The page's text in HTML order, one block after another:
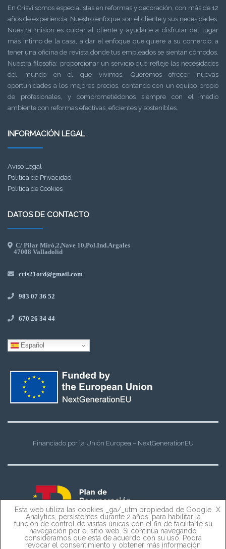
En Crisvi somos especialistas en reformas y decoración, con más de 12
años de experiencia. Nuestro enfoque son el cliente y sus necesidades.
Nuestra mision es cuidar al cliente y ayudarle a disfrutar del lugar
más intimo de la casa, a dar el enfoque que quiere a su comercio, a
tener una oficina de revista donde tus empleados se sientan cómodos.
Nuestra filosofía: proporcionar un servicio que refleje las necesidades
del mundo en el que vivimos. Queremos ofrecer nuevas
oportunidades a los mejores precios, contando con un equipo propio
de profesionales, y comprometiédonos siempre con el medio
ambiente con reformas efectivas, eficientes y sostenibles.
INFORMACIÓN LEGAL
Aviso Legal
Política de Privacidad
Política de Cookies
DATOS DE CONTACTO
C/ Pilar Miró,2,Nave 10,Pol.Ind.Argales
47008 Valladolid
cris21ord@gmail.com
983 07 36 52
670 26 34 44
Español
Financiado por la Unión Europea – NextGenerationEU
Esta web utiliza las cookies _ga/_utm propiedad de Google
Analytics, persistentes durante 2 años, para habilitar la
función de control de visitas únicas con el fin de facilitarle su
navegación por el sitio web. Si continúa navegando
consideramos que está de acuerdo con su uso. Podrá
revocar el consentimiento y obtener más información
X